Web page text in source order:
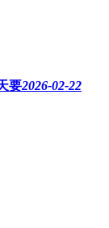
要2026-02-22